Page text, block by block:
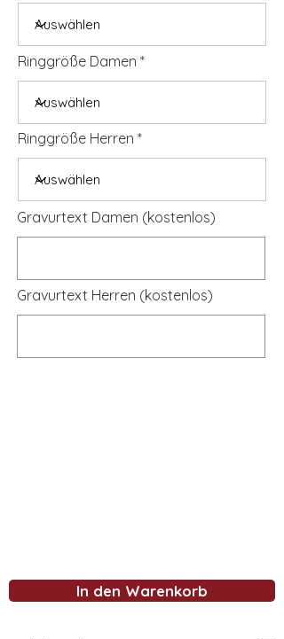
Ringgröße Damen
Ringgröße Herren
Gravurtext Damen (kostenlos)
Gravurtext Herren (kostenlos)
In den Warenkorb